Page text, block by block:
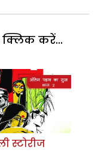
करें...
स्टोरीज